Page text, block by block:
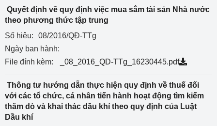
Quyết định về quy định việc mua sắm tài sản Nhà nước
theo phương thức tập trung
Số hiệu:
08/2016/QĐ-TTg
Ngày ban hành:
File đính kèm:
_08_2016_QD-TTg_16230445.pdf
Thông tư hướng dẫn thực hiện quy định về thuế đối
với các tổ chức, cá nhân tiến hành hoạt động tìm kiếm
thăm dò và khai thác dầu khí theo quy định của Luật
Dầu khí